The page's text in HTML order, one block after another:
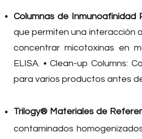
Columnas de Inmunoafinidad
que permiten una interacción
concentrar micotoxinas en
ELISA. • Clean-up Columns:
para varios productos antes
Trilogy® Materiales de
contaminados